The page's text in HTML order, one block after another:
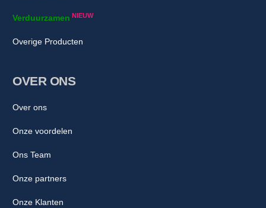
Verduurzamen NIEUW
Overige Producten
OVER ONS
Over ons
Onze voordelen
Ons Team
Onze partners
Onze Klanten